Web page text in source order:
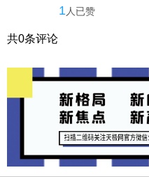
1 人已赞
共0条评论